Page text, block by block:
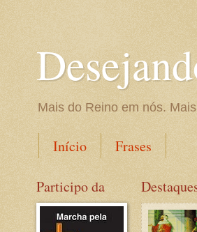
Mais do Reino em nós.
Início Frases
Participo da